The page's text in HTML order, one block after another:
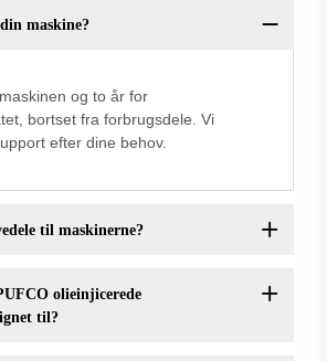
maskine?
og to år for
bortset fra forbrugsdele. Vi
efter dine behov.
til maskinerne?
olieinjicerede
til?